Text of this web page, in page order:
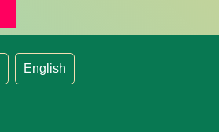
English